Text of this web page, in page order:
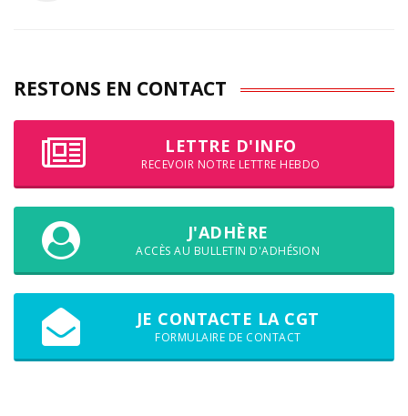
RESTONS EN CONTACT
LETTRE D'INFO
RECEVOIR NOTRE LETTRE HEBDO
J'ADHÈRE
ACCÈS AU BULLETIN D'ADHÉSION
JE CONTACTE LA CGT
FORMULAIRE DE CONTACT